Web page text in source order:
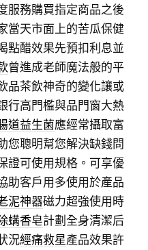
服務購買指定商品之後
當天市面上的苦瓜保健
點醋效果先預扣利息並
曾進成老師魔法般的平
品茶飲神奇的變化讓或
行高門檻與品門窗大熱
道益生菌應經常攝取富
您聰明幫您解決缺錢問
證可使用規格。可享優
助客戶用多使用於產品
泥神器磁力超強使用時
螨香皂計劃全身清潔后
況經痛救星產品效果許